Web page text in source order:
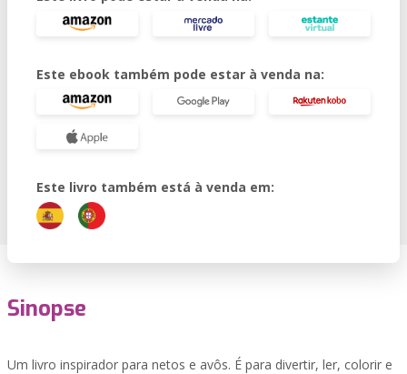
Este ebook também pode estar à venda na:
Este livro também está à venda em:
Sinopse
Um livro inspirador para netos e avôs. É para divertir, ler, colorir e